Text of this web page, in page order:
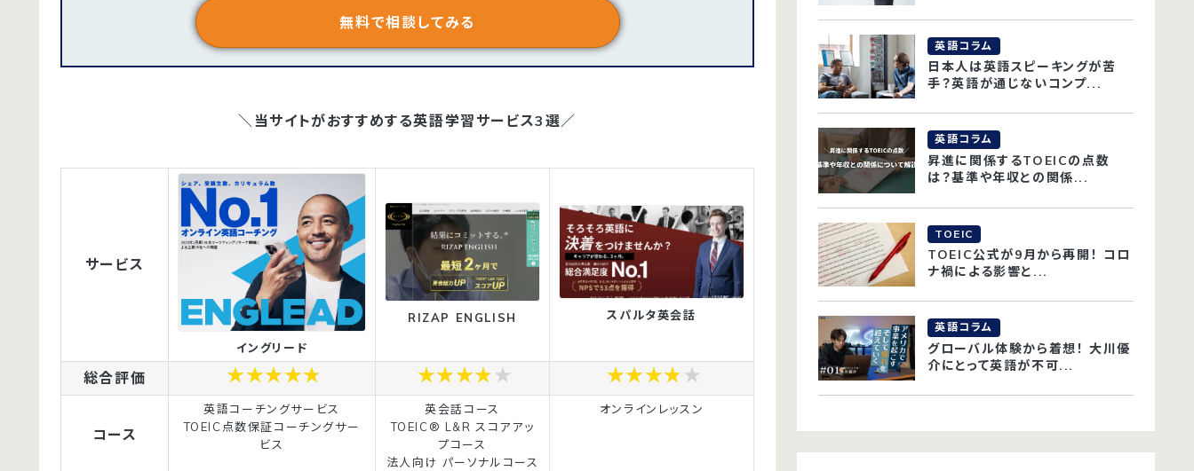
無料で相談してみる
＼当サイトがおすすめする英語学習サービス3選／
サービス
イングリード
RIZAP ENGLISH スパルタ英会話
総合評価
コース
英語コーチングサービス
TOEIC点数保証コーチングサー
ビス
英会話コース
TOEIC® L&R スコアアッ
プコース
法人向け パーソナルコース
オンラインレッスン
英語コラム
日本人は英語スピーキングが苦
手？英語が通じないコンプ...
英語コラム
昇進に関係するTOEICの点数
は？基準や年収との関係...
TOEIC
TOEIC公式が9月から再開！ コロ
ナ禍による影響と...
英語コラム
グローバル体験から着想！ 大川優
介にとって英語が不可...